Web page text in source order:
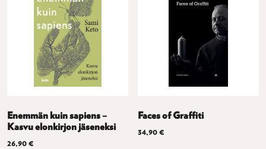
Enemmän kuin sapiens –
Kasvu elonkirjon jäseneksi
26,90 €
Faces of Graffiti
34,90€